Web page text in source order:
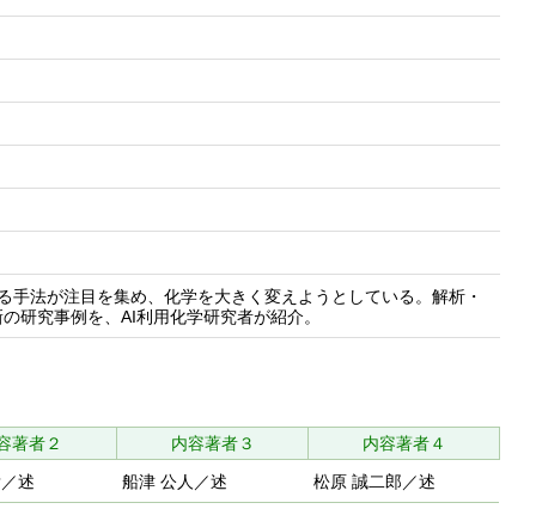
法が注目を集め、化学を大きく変えようとしている。解析・
研究事例を、AI利用化学研究者が紹介。
著者２ 内容著者３
内容著者４
述
船津 公人／述 松原 誠二郎／述